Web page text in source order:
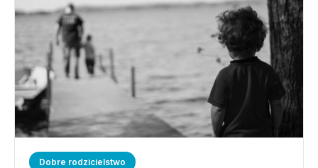
Dobre rodzicielstwo